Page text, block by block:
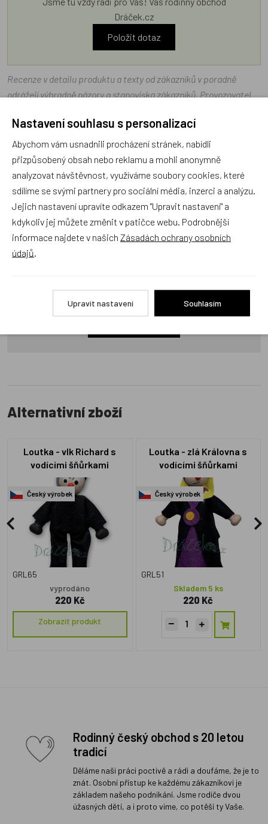
Dráček.cz
Položit dotaz
Recenze v detailu produktu a texty od zákazníků v poradně
odrážejí výhradně názory a stanoviska zákazníků. Provozovatel
neověřuje.
Zatím zde nejsou žádné dotazy. Buďte první, kdo se zeptá!
Recenze
Alternativní zboží
Loutka - vlk Richard s
vodícími šňůrkami
Český výrobek
GRL65
vyprodáno
220 Kč
Zobrazit produkt
Loutka - zlá Královna s
vodícími šňůrkami
Český výrobek
GRL51
Skladem 5 ks
220 Kč
Rodinný český obchod s 20 letou
tradicí
Děláme naši práci poctivě a rádi a doufáme, že je to
znát. Osobní přístup ke každému zákazníkovi je
základem našeho podnikání. Jsme rodiče dvou
úžasných dětí, a i proto víme, co potěší ty Vaše.
Nastavení souhlasu s personalizací
Abychom vám usnadnili procházení stránek, nabídli
přizpůsobený obsah nebo reklamu a mohli anonymně
analyzovat návštěvnost, využíváme soubory cookies, které
sdílíme se svými partnery pro sociální média, inzerci a analýzu.
Jejich nastavení upravíte odkazem "Upravit nastavení" a
kdykoliv jej můžete změnit v patičce webu. Podrobnější
informace najdete v našich Zásadách ochrany osobních
údajů
Upravit nastavení Souhlasím